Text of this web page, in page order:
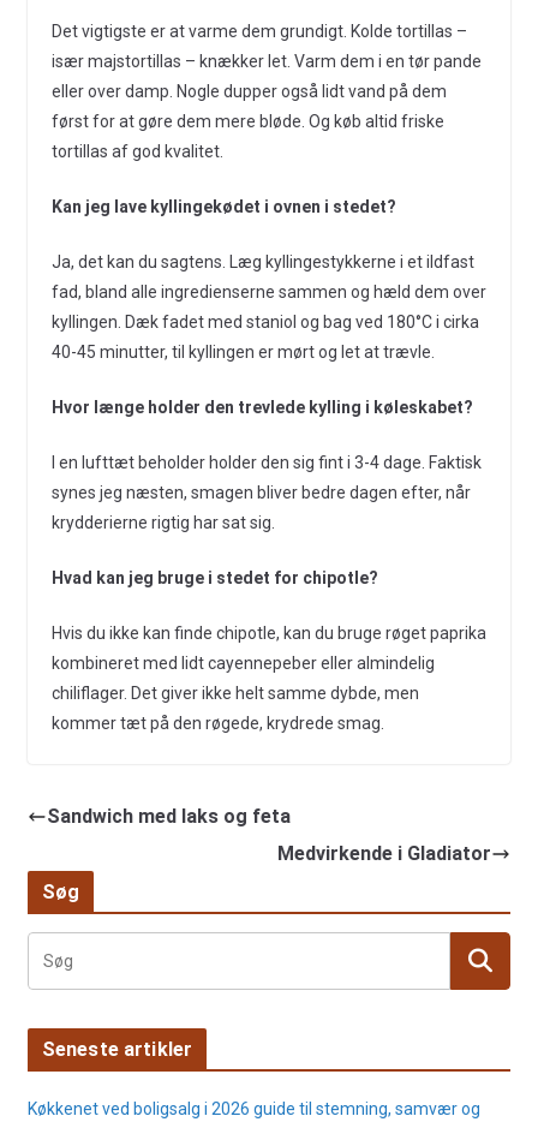
Det vigtigste er at varme dem grundigt. Kolde tortillas –
især majstortillas – knækker let. Varm dem i en tør pande
eller over damp. Nogle dupper også lidt vand på dem
først for at gøre dem mere bløde. Og køb altid friske
tortillas af god kvalitet.
Kan jeg lave kyllingekødet i ovnen i stedet?
Ja, det kan du sagtens. Læg kyllingestykkerne i et ildfast
fad, bland alle ingredienserne sammen og hæld dem over
kyllingen. Dæk fadet med staniol og bag ved 180°C i cirka
40-45 minutter, til kyllingen er mørt og let at trævle.
Hvor længe holder den trevlede kylling i køleskabet?
I en lufttæt beholder holder den sig fint i 3-4 dage. Faktisk
synes jeg næsten, smagen bliver bedre dagen efter, når
krydderierne rigtig har sat sig.
Hvad kan jeg bruge i stedet for chipotle?
Hvis du ikke kan finde chipotle, kan du bruge røget paprika
kombineret med lidt cayennepeber eller almindelig
chiliflager. Det giver ikke helt samme dybde, men
kommer tæt på den røgede, krydrede smag.
Sandwich med laks og feta
Medvirkende i Gladiator
Søg
Seneste artikler
Køkkenet ved boligsalg i 2026 guide til stemning, samvær og